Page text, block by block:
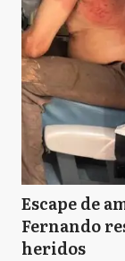
Escape de
Fernando
heridos